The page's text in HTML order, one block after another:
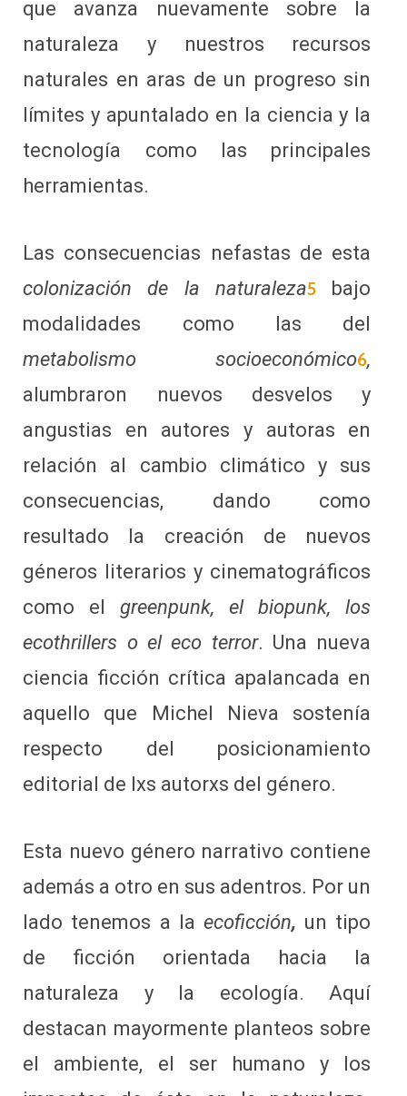
que avanza nuevamente sobre la
naturaleza y nuestros recursos
naturales en aras de un progreso sin
límites y apuntalado en la ciencia y la
tecnología como las principales
herramientas.
Las consecuencias nefastas de esta
colonización de la naturaleza5bajo
modalidades como las del
metabolismo socioeconómico6,
alumbraron nuevos desvelos y
angustias en autores y autoras en
relación al cambio climático y sus
consecuencias, dando como
resultado la creación de nuevos
géneros literarios y cinematográficos
como el greenpunk, el biopunk, los
ecothrillers o el eco terror. Una nueva
ciencia ficción crítica apalancada en
aquello que Michel Nieva sostenía
respecto del posicionamiento
editorial de lxs autorxs del género.
Esta nuevo género narrativo contiene
además a otro en sus adentros. Por un
lado tenemos a la ecoficción, un tipo
de ficción orientada hacia la
naturaleza y la ecología. Aquí
destacan mayormente planteos sobre
el ambiente, el ser humano y los